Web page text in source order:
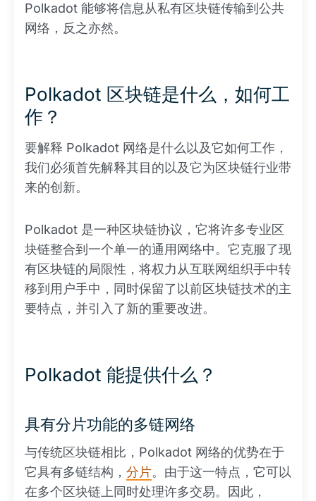
Polkadot 能够将信息从私有区块链传输到公共
网络，反之亦然。
Polkadot 区块链是什么，如何工
作？
要解释 Polkadot 网络是什么以及它如何工作，
我们必须首先解释其目的以及它为区块链行业带
来的创新。
Polkadot 是一种区块链协议，它将许多专业区
块链整合到一个单一的通用网络中。它克服了现
有区块链的局限性，将权力从互联网组织手中转
移到用户手中，同时保留了以前区块链技术的主
要特点，并引入了新的重要改进。
Polkadot 能提供什么？
具有分片功能的多链网络
与传统区块链相比，Polkadot 网络的优势在于
它具有多链结构， 分片。由于这一特点，它可以
在多个区块链上同时处理许多交易。因此，